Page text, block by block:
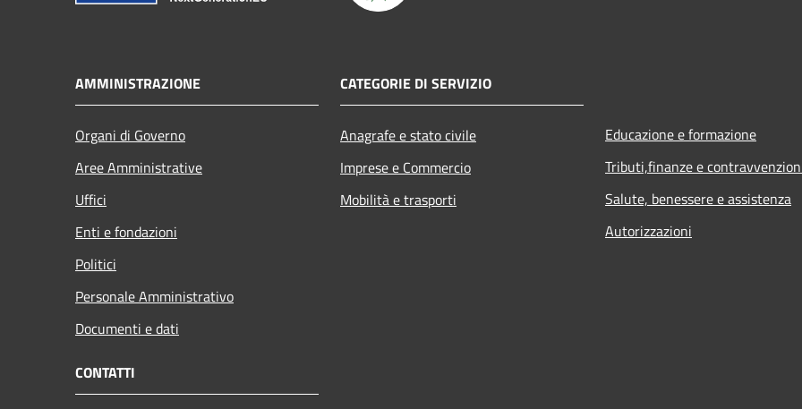
AMMINISTRAZIONE
Organi di Governo
Aree Amministrative
Uffici
Enti e fondazioni
Politici
Personale Amministrativo
Documenti e dati
CATEGORIE DI SERVIZIO
Anagrafe e stato civile
Imprese e Commercio
Mobilità e trasporti
Educazione e formazione
Tributi,finanze e
Salute, benessere e assistenza
Autorizzazioni
CONTATTI